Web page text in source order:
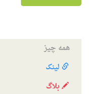
همه چیز
لینک
بلاگ